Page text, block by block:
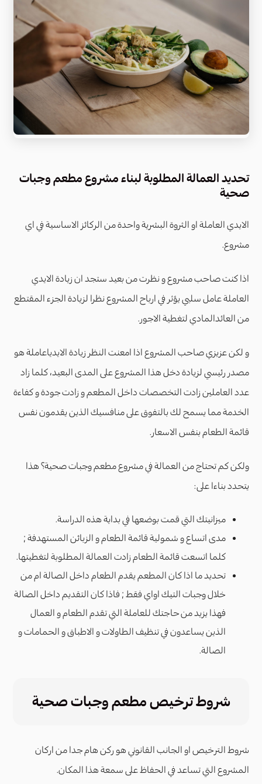
تحديد العمالة المطلوبة لبناء مشروع مطعم وجبات
صحية
الايدي العاملة او الثروة البشرية واحدة من الركائز الاساسية في اي
مشروع.
اذا كنت صاحب مشروع و نظرت من بعيد ستجد ان زيادة الايدي
العاملة عامل سلبي يؤثر في ارباح المشروع نظرا لزيادة الجزء المقتطع
من العائدالمادي لتغطية الاجور.
و لكن عزيزي صاحب المشروع اذا امعنت النظر زيادة الايدياعاملة هو
مصدر رئيسي لزيادة دخل هذا المشروع على المدى البعيد، كلما زاد
عدد العاملين زادت التخصصات داخل المطعم و زادت جودة و كفاءة
الخدمة مما يسمح لك بالتفوق على منافسيك الذين يقدمون نفس
قائمة الطعام بنفس الاسعار.
ولكن كم تحتاج من العمالة في مشروع مطعم وجبات صحية؟ هذا
يتحدد بناءا على:
ميزانيتك التي قمت بوضعها في بداية هذه الدراسة.
مدى اتساع و شمولية قائمة الطعام و الزبائن المستهدفة ;
كلما اتسعت قائمة الطعام زادت العمالة المطلوبة لتغطيتها.
تحديد ما اذا كان المطعم يقدم الطعام داخل الصالة ام من
خلال وجبات التيك اواي فقط ; فاذا كان التقديم داخل الصالة
فهذا يزيد من حاجتك للعاملة التي تقدم الطعام و العمال
الذين يساعدون في تنظيف الطاولات و الاطباق و الحمامات و
الصالة.
شروط ترخيص مطعم وجبات صحية
شروط الترخيص او الجانب القانوني هو ركن هام جدا من اركان
المشروع التي تساعد في الحفاظ على سمعة هذا المكان.